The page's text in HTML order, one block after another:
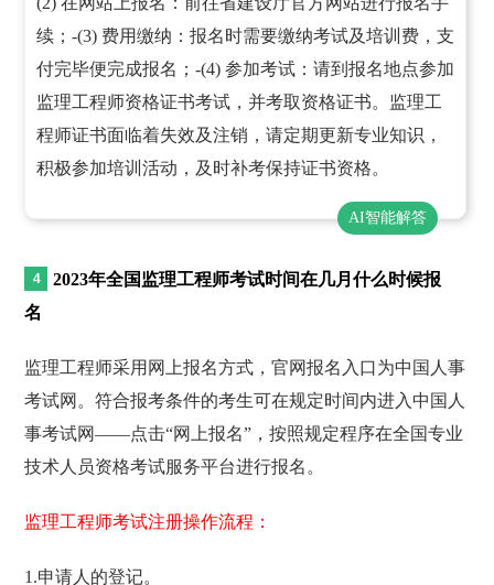
AI智能解答
续；-(3) 费用缴纳：报名时需要缴纳考试及培训费，支
付完毕便完成报名；-(4) 参加考试：请到报名地点参加
监理工程师资格证书考试，并考取资格证书。监理工
程师证书面临着失效及注销，请定期更新专业知识，
积极参加培训活动，及时补考保持证书资格。
2023年全国监理工程师考试时间在几月什么时候报
名
监理工程师采用网上报名方式，官网报名入口为中国人事
考试网。符合报考条件的考生可在规定时间内进入中国人
事考试网——点击“网上报名”，按照规定程序在全国专业
技术人员资格考试服务平台进行报名。
监理工程师考试注册操作流程：
1.申请人的登记。